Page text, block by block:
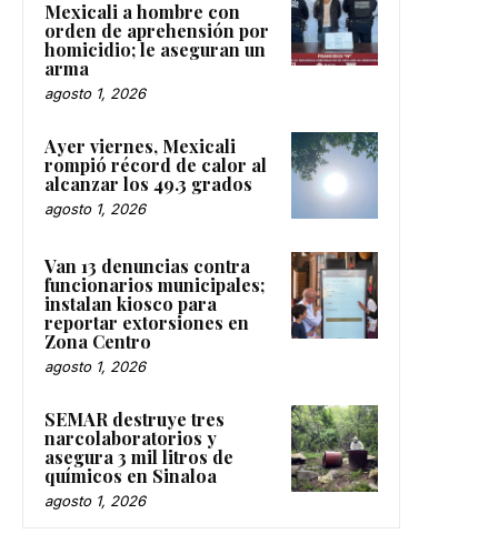
Mexicali a hombre con
orden de aprehensión por
homicidio; le aseguran un
arma
agosto 1, 2026
Ayer viernes, Mexicali
rompió récord de calor al
alcanzar los 49.3 grados
agosto 1, 2026
Van 13 denuncias contra
funcionarios municipales;
instalan kiosco para
reportar extorsiones en
Zona Centro
agosto 1, 2026
SEMAR destruye tres
narcolaboratorios y
asegura 3 mil litros de
químicos en Sinaloa
agosto 1, 2026